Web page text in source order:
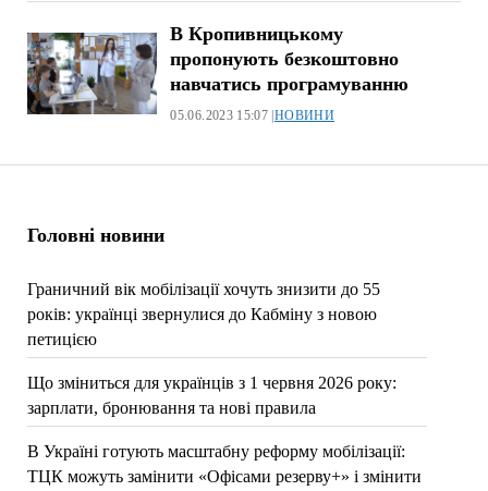
Головні новини
Граничний вік мобілізації хочуть знизити до 55
років: українці звернулися до Кабміну з новою
петицією
Що зміниться для українців з 1 червня 2026 року:
зарплати, бронювання та нові правила
В Україні готують масштабну реформу мобілізації:
ТЦК можуть замінити «Офісами резерву+» і змінити
В Кропивницькому
пропонують безкоштовно
навчатись програмуванню
05.06.2023 15:07 | НОВИНИ